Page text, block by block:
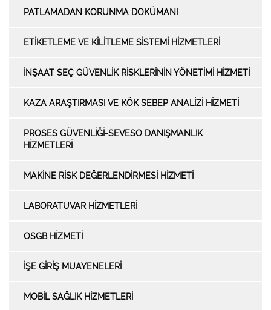
PATLAMADAN KORUNMA DOKÜMANI
ETİKETLEME VE KİLİTLEME SİSTEMİ HİZMETLERİ
İNŞAAT SEÇ GÜVENLİK RİSKLERİNİN YÖNETİMİ HİZMETİ
KAZA ARAŞTIRMASI VE KÖK SEBEP ANALİZİ HİZMETİ
PROSES GÜVENLİĞİ-SEVESO DANIŞMANLIK
HİZMETLERİ
MAKİNE RİSK DEĞERLENDİRMESİ HİZMETİ
LABORATUVAR HİZMETLERİ
OSGB HİZMETİ
İŞE GİRİŞ MUAYENELERİ
MOBİL SAĞLIK HİZMETLERİ